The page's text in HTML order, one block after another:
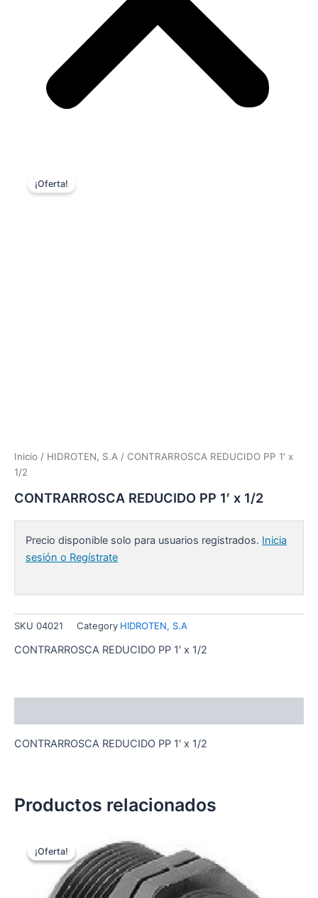
¡Oferta!
Inicio / HIDROTEN, S.A / CONTRARROSCA REDUCIDO PP 1′ x
1/2
CONTRARROSCA REDUCIDO PP 1′ x 1/2
Precio disponible solo para usuarios registrados. Inicia
sesión o Regístrate
SKU 04021 Category HIDROTEN, S.A
CONTRARROSCA REDUCIDO PP 1′ x 1/2
CONTRARROSCA REDUCIDO PP 1′ x 1/2
Productos relacionados
¡Oferta!
¡Oferta!